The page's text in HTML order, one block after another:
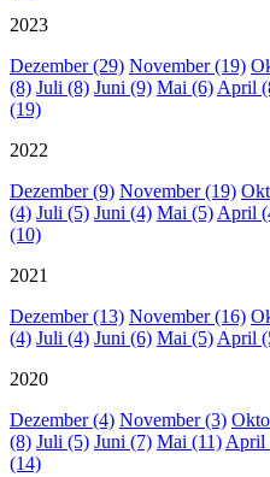
2023
Dezember (29) November (19)
(8) Juli (8) Juni (9) Mai (6) April
(19)
2022
Dezember (9) November (19)
(4) Juli (5) Juni (4) Mai (5) April
(10)
2021
Dezember (13) November (16)
(4) Juli (4) Juni (6) Mai (5) April
2020
Dezember (4) November (3)
(8) Juli (5) Juni (7) Mai (11) April
(14)